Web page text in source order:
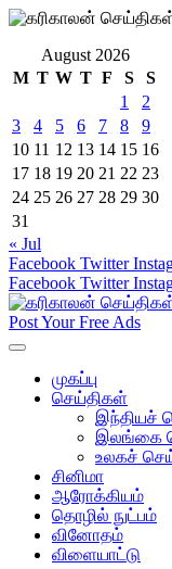
August 2026
M T W T F S
S
1
2
3
4 5 6 7 8
9
10 11 12 13 14 15 16
17 18 19 20 21 22 23
24 25 26 27 28 29 30
31
« Jul
Facebook Twitter
Facebook Twitter
Post Your Free Ads
முகப்பு
செய்திகள்
இந்தியச்
இலங்கை
உலகச்
சினிமா
ஆரோக்கியம்
தொழில் நுட்பம்
வினோதம்
விளையாட்டு